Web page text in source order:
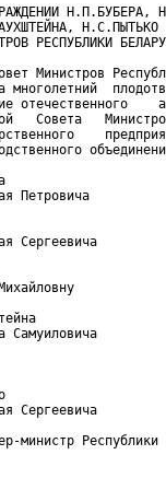
Н.С.ПЫТЬКО
РЕСПУБЛИКИ
Министров
многолетний
отечественного
Совета
-
Петровича
-
Сергеевича
-
-
Самуиловича
-
Сергеевича
министр